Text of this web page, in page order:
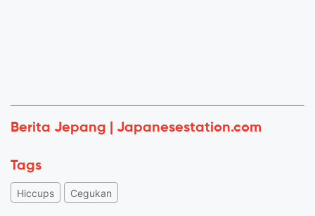
Berita Jepang | Japanesestation.com
Tags
Hiccups Cegukan